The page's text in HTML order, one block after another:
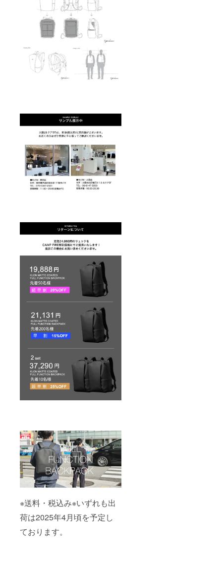
※送料・税込み※いずれも出
荷は2025年4月頃を予定し
ております。